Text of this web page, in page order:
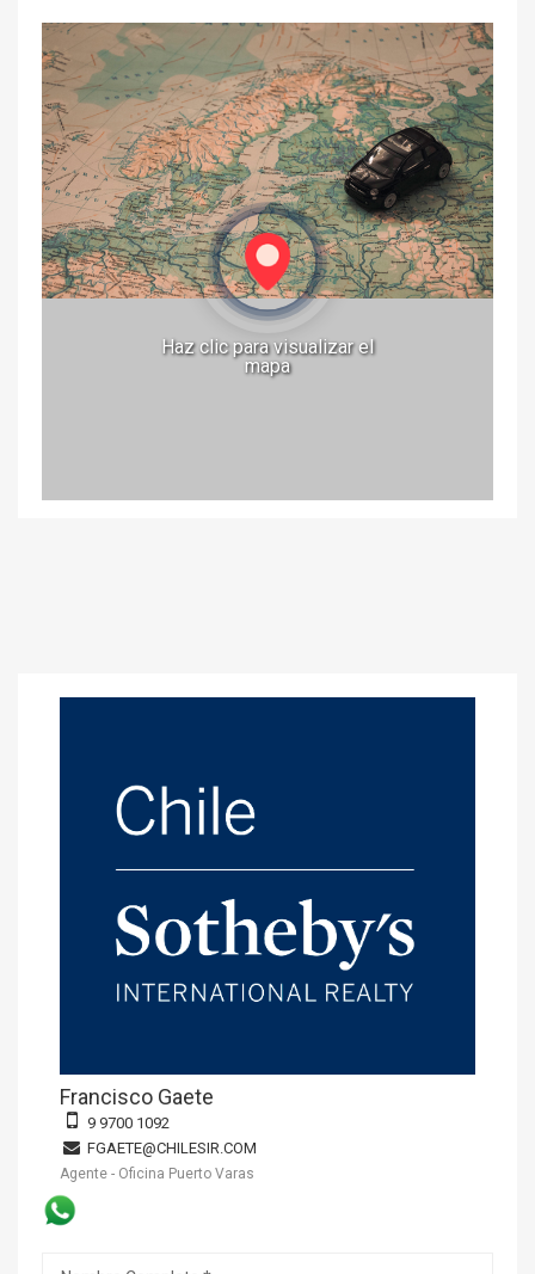
Haz clic para visualizar el
mapa
Francisco Gaete
9 9700 1092
FGAETE@CHILESIR.COM
Agente - Oficina Puerto Varas